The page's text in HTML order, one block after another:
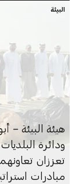
البيئة
هيئة البيئة –
ودائرة البلديات
تعززان
مبادرات